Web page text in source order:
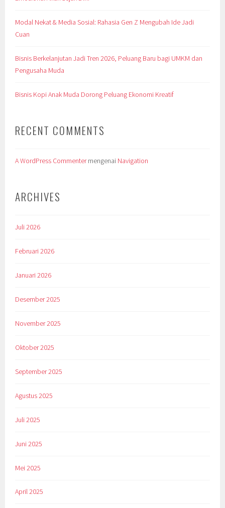
Modal Nekat & Media Sosial: Rahasia Gen Z Mengubah Ide Jadi
Cuan
Bisnis Berkelanjutan Jadi Tren 2026, Peluang Baru bagi UMKM dan
Pengusaha Muda
Bisnis Kopi Anak Muda Dorong Peluang Ekonomi Kreatif
RECENT COMMENTS
A WordPress Commentermengenai Navigation
ARCHIVES
Juli 2026
Februari 2026
Januari 2026
Desember 2025
November 2025
Oktober 2025
September 2025
Agustus 2025
Juli 2025
Juni 2025
Mei 2025
April 2025